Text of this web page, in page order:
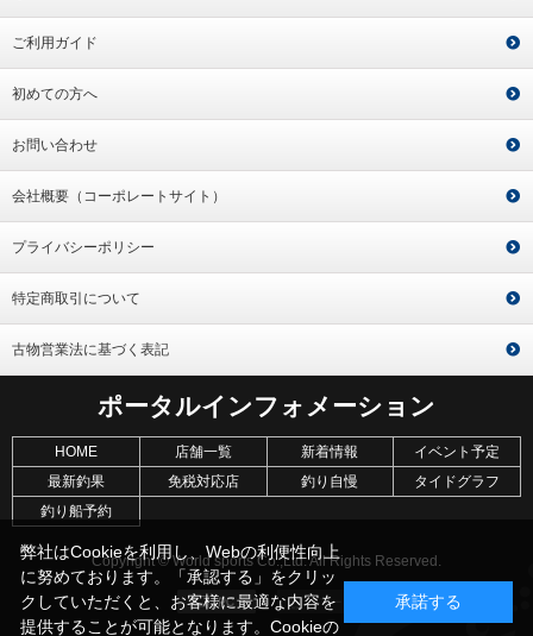
ご利用ガイド
初めての方へ
お問い合わせ
会社概要（コーポレートサイト）
プライバシーポリシー
特定商取引について
古物営業法に基づく表記
ポータルインフォメーション
HOME 店舗一覧 新着情報
イベント予定
最新釣果
免税対応店 釣り自慢
タイドグラフ
釣り船予約
Copyright © World sports Co.,Ltd. All Rights Reserved.
弊社はCookieを利用し、Webの利便性向上
に努めております。「承認する」をクリッ
クしていただくと、お客様に最適な内容を
提供することが可能となります。Cookieの
承諾する